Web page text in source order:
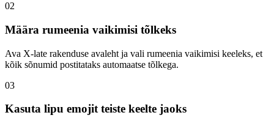
02
Määra rumeenia vaikimisi tõlkeks
Ava X-late rakenduse avaleht ja vali rumeenia vaikimisi keeleks, et
kõik sõnumid postitataks automaatse tõlkega.
03
Kasuta lipu emojit teiste keelte jaoks